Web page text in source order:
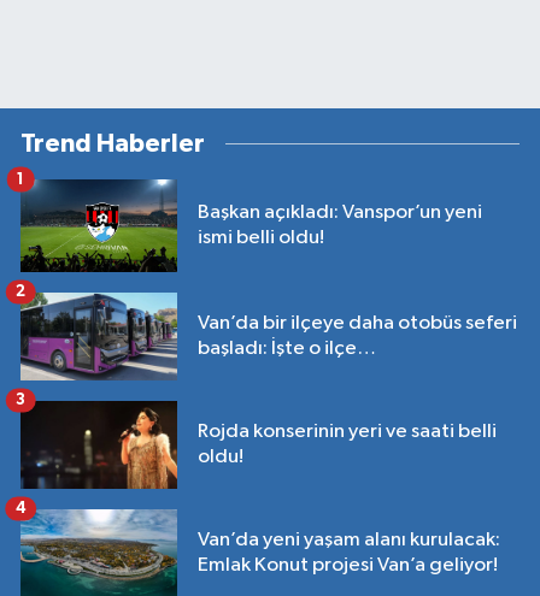
Trend Haberler
Başkan açıkladı: Vanspor’un yeni
ismi belli oldu!
1
Van’da bir ilçeye daha otobüs seferi
başladı: İşte o ilçe…
2
Rojda konserinin yeri ve saati belli
oldu!
3
Van’da yeni yaşam alanı kurulacak:
Emlak Konut projesi Van’a geliyor!
4